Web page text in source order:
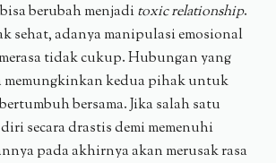
berubah menjaditoxic relationship.
sehat, adanya manipulasi emosional
tidak cukup. Hubungan yang
memungkinkan kedua pihak untuk
bersama. Jika salah satu
secara drastis demi memenuhi
pada akhirnya akan merusak rasa